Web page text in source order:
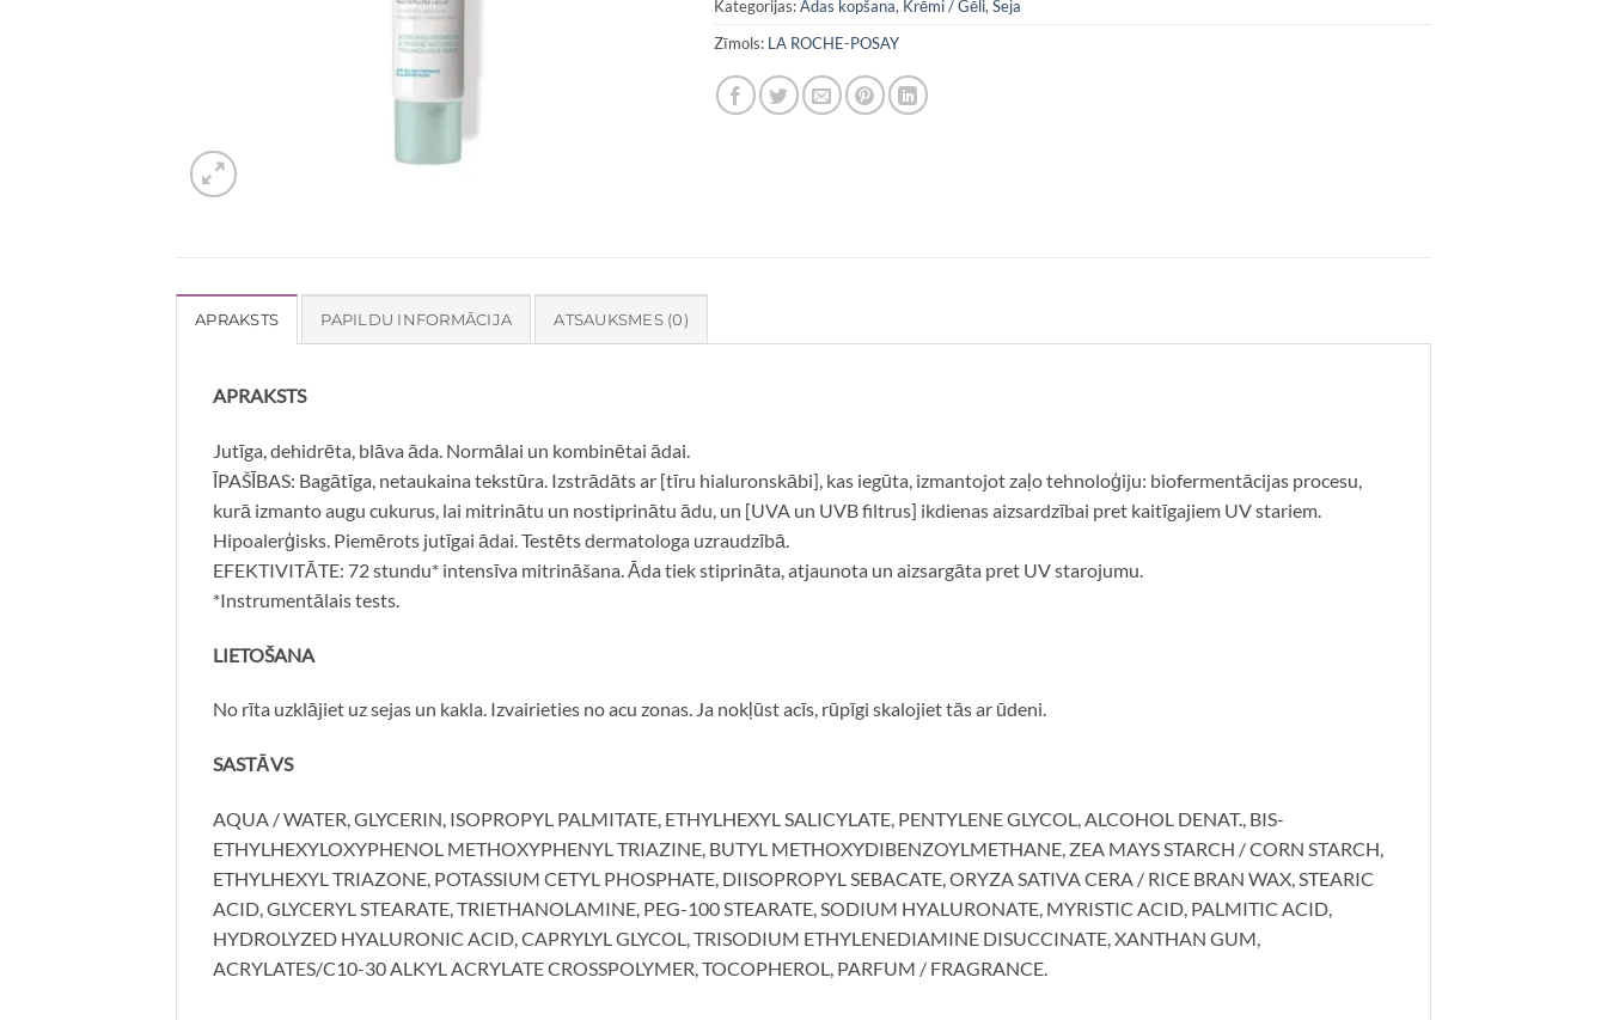
Kategorijas:Ādas kopšana, Krēmi / Gēli, Seja
Zīmols: LA ROCHE-POSAY
APRAKSTS PAPILDU INFORMĀCIJA ATSAUKSMES (0)
APRAKSTS
Jutīga, dehidrēta, blāva āda. Normālai un kombinētai ādai.
ĪPAŠĪBAS: Bagātīga, netaukaina tekstūra. Izstrādāts ar [tīru hialuronskābi], kas iegūta, izmantojot zaļo tehnoloģiju: biofermentācijas procesu,
kurā izmanto augu cukurus, lai mitrinātu un nostiprinātu ādu, un [UVA un UVB filtrus] ikdienas aizsardzībai pret kaitīgajiem UV stariem.
Hipoalerģisks. Piemērots jutīgai ādai. Testēts dermatologa uzraudzībā.
EFEKTIVITĀTE: 72 stundu* intensīva mitrināšana. Āda tiek stiprināta, atjaunota un aizsargāta pret UV starojumu.
*Instrumentālais tests.
LIETOŠANA
No rīta uzklājiet uz sejas un kakla. Izvairieties no acu zonas. Ja nokļūst acīs, rūpīgi skalojiet tās ar ūdeni.
SASTĀVS
AQUA / WATER, GLYCERIN, ISOPROPYL PALMITATE, ETHYLHEXYL SALICYLATE, PENTYLENE GLYCOL, ALCOHOL DENAT., BIS-
ETHYLHEXYLOXYPHENOL METHOXYPHENYL TRIAZINE, BUTYL METHOXYDIBENZOYLMETHANE, ZEA MAYS STARCH / CORN STARCH,
ETHYLHEXYL TRIAZONE, POTASSIUM CETYL PHOSPHATE, DIISOPROPYL SEBACATE, ORYZA SATIVA CERA / RICE BRAN WAX, STEARIC
ACID, GLYCERYL STEARATE, TRIETHANOLAMINE, PEG-100 STEARATE, SODIUM HYALURONATE, MYRISTIC ACID, PALMITIC ACID,
HYDROLYZED HYALURONIC ACID, CAPRYLYL GLYCOL, TRISODIUM ETHYLENEDIAMINE DISUCCINATE, XANTHAN GUM,
ACRYLATES/C10-30 ALKYL ACRYLATE CROSSPOLYMER, TOCOPHEROL, PARFUM / FRAGRANCE.